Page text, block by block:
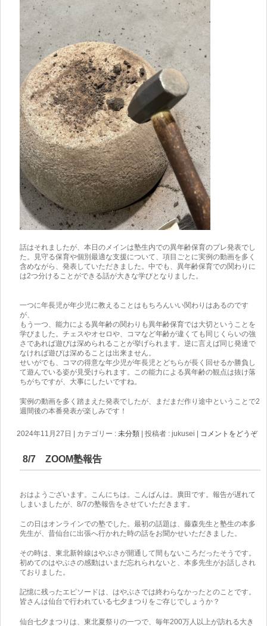
話はそれましたが、本日のメインは塾生内での異年齢保育のプレ発表でし
た。見守る保育や個別最適な支援について、項目ごとに実例の動画を多く
含めながら、発表していただきました。中でも、異年齢保育での関わりに
は2つ分けることができる話が大きな学びとなりました。
一つに年長児が年少児に教えることはもちろんいい関わりはあるのです
が、
もう一つ、能力による異年齢の関わりも異年齢保育では大切ということを
学びました。チェスやオセロや、コマなど年齢が違くても同じくらいの強
さであれば遊びは深められることが挙げられます。逆に言えば同じ発達で
なければ遊びは深めることは出来ません。
せいがでも、コマの得意な年少児が年長児とどちらが長く回せるか勝負し
て遊んでいる姿が見受けられます。この能力による異年齢の観点は抜け落
ちがちですが、大事にしたいですね。
実例の動画を多く踏まえた発表でしたが、まだまだ作り途中ということで2
週間後の本番発表が楽しみです！
2024年11月27日 カテゴリー :未分類 |投稿者 : jukusei コメントをどうぞ
8/7 ZOOM塾報告
おはようございます。こんにちは。こんばんは。廣田です。報告が遅れて
しまいましたが、8/7の塾報告をさせていただきます。
この日はオンラインでの塾でした。最初の話題は、藤森先生と塾生の本多
先生が、昔仙台に出張へ行かれた時の話をお聞かせいただきました。
その時は、東北新幹線はやぶさが開通して間もないころだったそうです。
初めてのはやぶさの感動はいまだ忘れられないと、本多先生がお話しされ
ておりました。
記憶に残ったエピソードは、はやぶさでは終わらなかったとのことです。
皆さんは仙台で行われている七夕まつりをご存じでしょうか？
仙台七夕まつりは、東北夏祭りの一つで、毎年200万人以上が訪れる大き